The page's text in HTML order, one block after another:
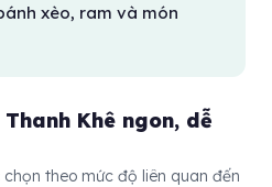
xèo, ram và món
Khê ngon, dễ
theo mức độ liên quan đến